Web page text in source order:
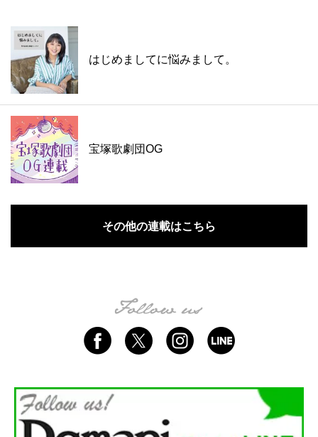
はじめましてに悩みまして。
宝塚歌劇団OG
その他の連載はこちら